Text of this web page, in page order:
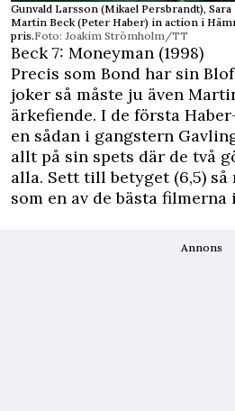
Gunvald Larsson (Mikael Persbrandt),
Martin Beck (Peter Haber) in action i
pris.Foto: Joakim Strömholm/TT
Beck 7: Moneyman (1998)
Precis som Bond har sin
joker så måste ju även
ärkefiende. I de första
en sådan i gangstern
allt på sin spets där de två
alla. Sett till betyget (6,5) så
som en av de bästa filmerna
Annons